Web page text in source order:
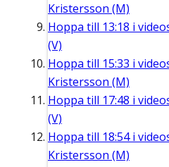
Kristersson (M)
Hoppa till 13:18 i
(V)
Hoppa till 15:33 i
Kristersson (M)
Hoppa till 17:48 i
(V)
Hoppa till 18:54i
Kristersson (M)